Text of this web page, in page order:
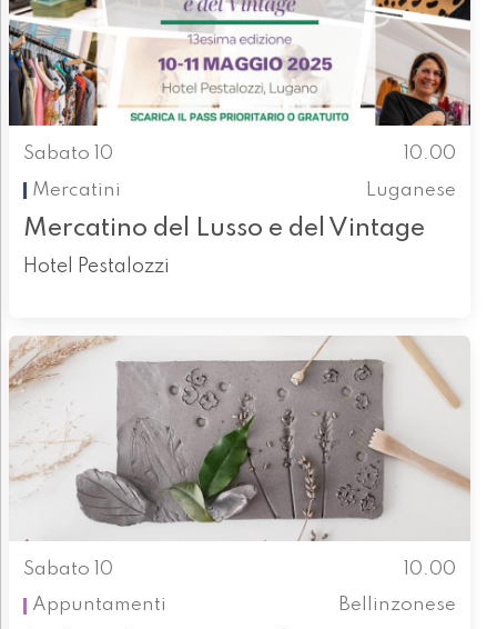
Sabato 10
10.00
Mercatini
Luganese
Mercatino del Lusso e del Vintage
Hotel Pestalozzi
Sabato 10
10.00
Appuntamenti
Bellinzonese